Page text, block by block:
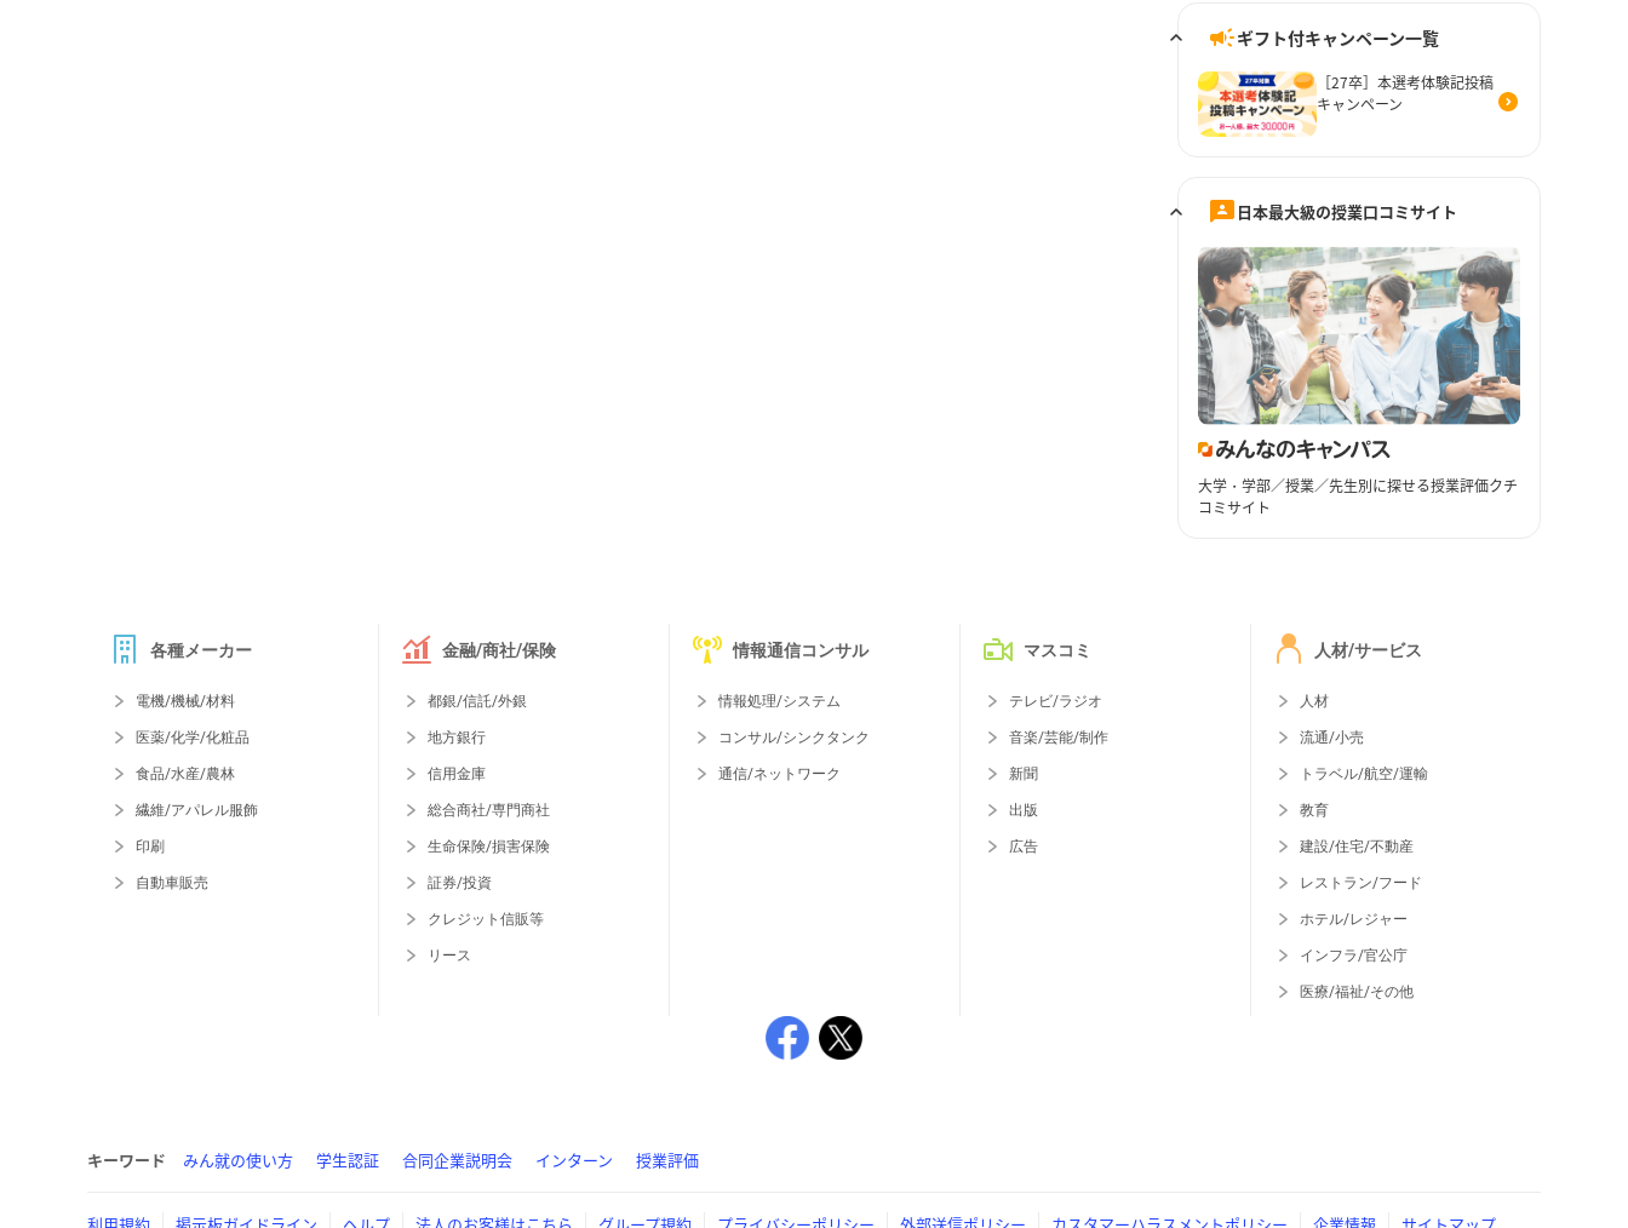
ギフト付キャンペーン一覧
［27卒］本選考体験記投稿
キャンペーン
日本最大級の授業口コミサイト
大学・学部／授業／先生別に探せる授業評価クチ
コミサイト
各種メーカー
電機/機械/材料
医薬/化学/化粧品
食品/水産/農林
繊維/アパレル服飾
印刷
自動車販売
金融/商社/保険
都銀/信託/外銀
地方銀行
信用金庫
総合商社/専門商社
生命保険/損害保険
証券/投資
クレジット信販等
リース
情報通信コンサル
情報処理/システム
コンサル/シンクタンク
通信/ネットワーク
マスコミ
テレビ/ラジオ
音楽/芸能/制作
新聞
出版
広告
人材/サービス
人材
流通/小売
トラベル/航空/運輸
教育
建設/住宅/不動産
レストラン/フード
ホテル/レジャー
インフラ/官公庁
医療/福祉/その他
キーワード みん就の使い方 学生認証 合同企業説明会 インターン 授業評価